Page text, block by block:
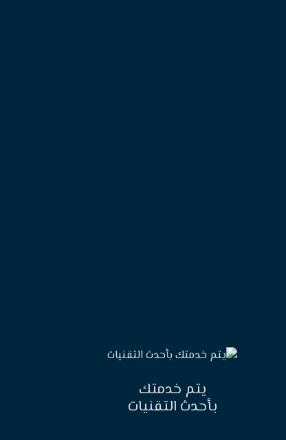
يتم خدمتك
بأحدث التقنيات